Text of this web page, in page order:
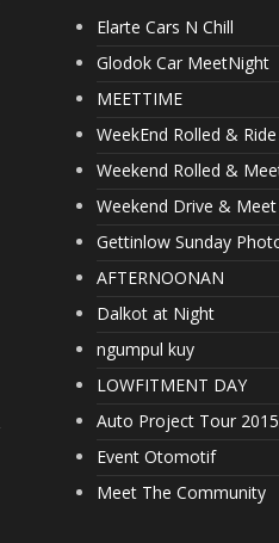
Elarte Cars N Chill
Glodok Car MeetNight
MEETTIME
WeekEnd Rolled & Ride
Weekend Rolled &
Weekend Drive & Meet
Gettinlow Sunday
AFTERNOONAN
Dalkot at Night
ngumpul kuy
LOWFITMENT DAY
Auto Project Tour 2015
Event Otomotif
Meet The Community